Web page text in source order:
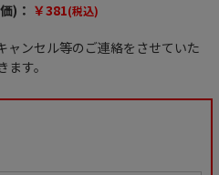
)： ￥381(税込)
ンセル等のご連絡をさせていた
ます。